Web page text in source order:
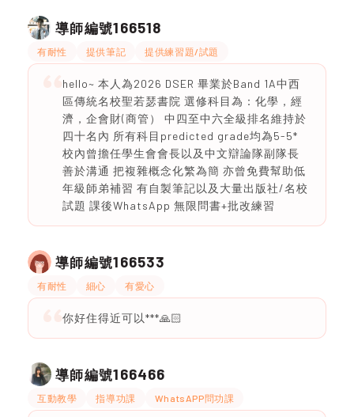
導師編號166518
有耐性 提供筆記 提供練習題/試題
hello~ 本人為2026 DSER 畢業於Band 1A中西
區傳統名校聖若瑟書院 選修科目為：化學，經
濟，企會財(商管） 中四至中六全級排名維持於
四十名內 所有科目predicted grade均為5-5*
校內曾擔任學生會會長以及中文辯論隊副隊長
善於溝通 把複雜概念化繁為簡 亦曾免費幫助低
年級師弟補習 有自製筆記以及大量出版社/名校
試題 課後WhatsApp 無限問書+批改練習
導師編號166533
有耐性 細心 有愛心
你好住得近可以***🙏🏻
導師編號166466
互動教學 指導功課 WhatsAPP問功課